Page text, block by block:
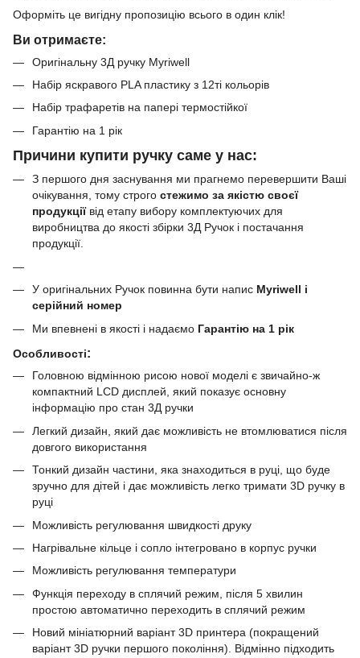
Оформіть це вигідну пропозицію всього в один клік!
Ви отримаєте:
Оригінальну 3Д ручку Myriwell
Набір яскравого PLA пластику з 12ті кольорів
Набір трафаретів на папері термостійкої
Гарантію на 1 рік
Причини купити ручку саме у нас:
З першого дня заснування ми прагнемо перевершити Ваші
очікування, тому строго стежимо за якістю своєї
продукціївід етапу вибору комплектуючих для
виробництва до якості збірки 3Д Ручок і постачання
продукції.
У оригінальних Ручок повинна бути напис Myriwell і
серійний номер
Ми впевнені в якості і надаємо Гарантію на 1 рік
Особливості:
Головною відмінною рисою нової моделі є звичайно-ж
компактний LCD дисплей, який показує основну
інформацію про стан 3Д ручки
Легкий дизайн, який дає можливість не втомлюватися після
довгого використання
Тонкий дизайн частини, яка знаходиться в руці, що буде
зручно для дітей і дає можливість легко тримати 3D ручку в
руці
Можливість регулювання швидкості друку
Нагрівальне кільце і сопло інтегровано в корпус ручки
Можливість регулювання температури
Функція переходу в сплячий режим, після 5 хвилин
простою автоматично переходить в сплячий режим
Новий мініатюрний варіант 3D принтера (покращений
варіант 3D ручки першого покоління). Відмінно підходить